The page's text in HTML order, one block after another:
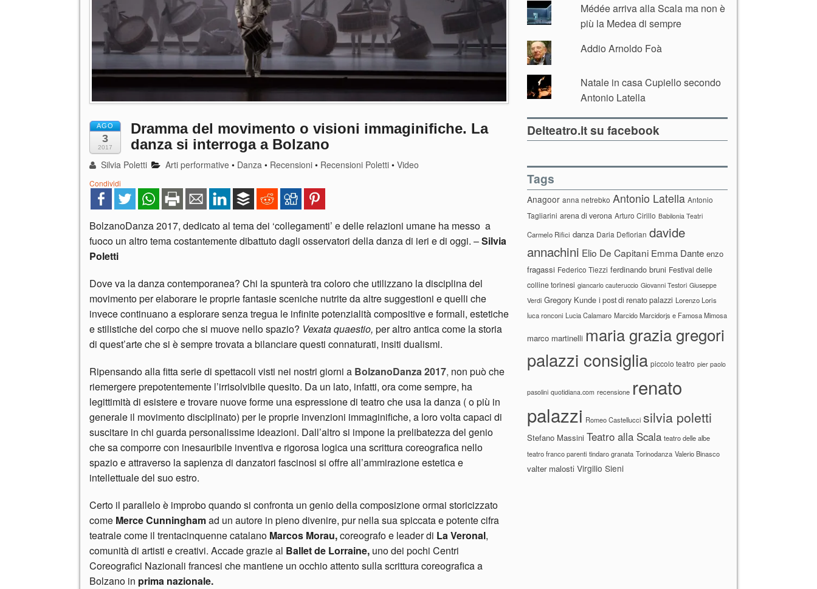
AGO
3
2017
Dramma del movimento o visioni immaginifiche. La
danza si interroga a Bolzano
Silvia Poletti Arti performative • Danza • Recensioni • Recensioni Poletti •Video
Condividi
BolzanoDanza 2017, dedicato al tema dei ‘collegamenti’ e delle relazioni umane ha messo a
fuoco un altro tema costantemente dibattuto dagli osservatori della danza di ieri e di oggi. –Silvia
Poletti
Dove va la danza contemporanea? Chi la spunterà tra coloro che utilizzano la disciplina del
movimento per elaborare le proprie fantasie sceniche nutrite da altre suggestioni e quelli che
invece continuano a esplorare senza tregua le infinite potenzialità compositive e formali, estetiche
e stilistiche del corpo che si muove nello spazio? Vexata quaestio, per altro antica come la storia
di quest’arte che si è sempre trovata a bilanciare questi connaturati, insiti dualismi.
Ripensando alla fitta serie di spettacoli visti nei nostri giorni a BolzanoDanza 2017, non può che
riemergere prepotentemente l’irrisolvibile quesito. Da un lato, infatti, ora come sempre, ha
legittimità di esistere e trovare nuove forme una espressione di teatro che usa la danza ( o più in
generale il movimento disciplinato) per le proprie invenzioni immaginifiche, a loro volta capaci di
suscitare in chi guarda personalissime ideazioni. Dall’altro si impone la prelibatezza del genio
che sa comporre con inesauribile inventiva e rigorosa logica una scrittura coreografica nello
spazio e attraverso la sapienza di danzatori fascinosi si offre all’ammirazione estetica e
intellettuale del suo estro.
Certo il parallelo è improbo quando si confronta un genio della composizione ormai storicizzato
come Merce Cunninghamad un autore in pieno divenire, pur nella sua spiccata e potente cifra
teatrale come il trentacinquenne catalano Marcos Morau,coreografo e leader di La Veronal,
comunità di artisti e creativi. Accade grazie al Ballet de Lorraine, uno dei pochi Centri
Coreografici Nazionali francesi che mantiene un occhio attento sulla scrittura coreografica a
Bolzano in prima nazionale.
Médée arriva alla Scala ma non è
più la Medea di sempre
Addio Arnoldo Foà
Natale in casa Cupiello secondo
Antonio Latella
Delteatro.it su facebook
Tags
Anagoor anna netrebko Antonio Latella Antonio
Tagliarini arena di verona Arturo Cirillo Babilonia Teatri
Carmelo Rifici danza Daria Deflorian davide
annachini Elio De Capitani Emma Dante enzo
fragassi Federico Tiezzi ferdinando bruni Festival delle
colline torinesi giancarlo cauteruccio Giovanni Testori Giuseppe
Verdi Gregory Kunde i post di renato palazzi Lorenzo Loris
luca ronconi Lucia Calamaro Marcido Marcidorjs e Famosa Mimosa
marco martinelli maria grazia gregori
palazzi consiglia piccolo teatro pier paolo
pasolini quotidiana.com recensione renato
palazzi Romeo Castellucci silvia poletti
Stefano Massini Teatro alla Scala teatro delle albe
teatro franco parenti tindaro granata Torinodanza Valerio Binasco
valter malosti Virgilio Sieni